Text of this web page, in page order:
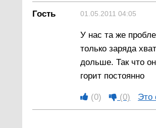
Гость 01.05.2011 04:05
У нас та же
только заряда
дольше. Так что
горит постоянно
(0) (0) Это